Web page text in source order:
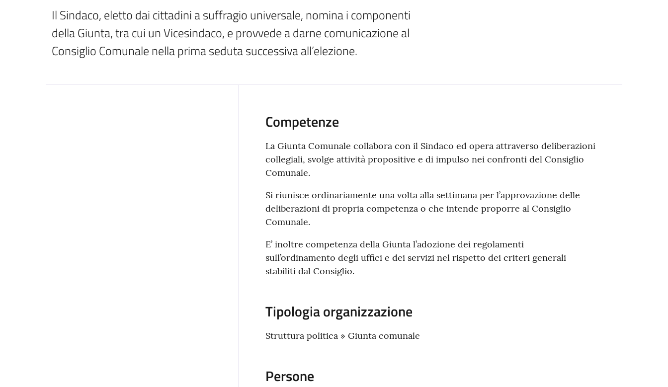
Il Sindaco, eletto dai cittadini a suffragio universale, nomina i componenti
della Giunta, tra cui un Vicesindaco, e provvede a darne comunicazione al
Consiglio Comunale nella prima seduta successiva all’elezione.
Competenze
La Giunta Comunale collabora con il Sindaco ed opera attraverso deliberazioni
collegiali, svolge attività propositive e di impulso nei confronti del Consiglio
Comunale.
Si riunisce ordinariamente una volta alla settimana per l’approvazione delle
deliberazioni di propria competenza o che intende proporre al Consiglio
Comunale.
E’ inoltre competenza della Giunta l’adozione dei regolamenti
sull’ordinamento degli uffici e dei servizi nel rispetto dei criteri generali
stabiliti dal Consiglio.
Tipologia organizzazione
Struttura politica » Giunta comunale
Persone